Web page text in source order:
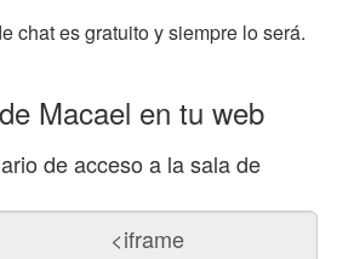
chat es gratuito y siempre lo será.
Macael en tu web
de acceso a la sala de